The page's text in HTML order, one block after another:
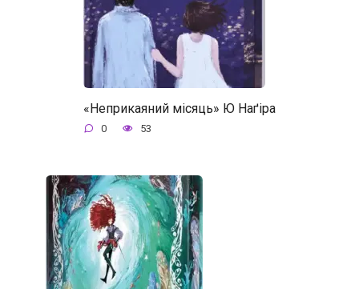
«Неприкаяний місяць» Ю Наґіра
0 53